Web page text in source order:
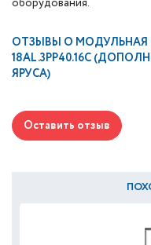
оборудования.
ОТЗЫВЫ О МОДУЛЬНАЯ
18AL.3PP40.16C
ЯРУСА)
Оставить отзыв